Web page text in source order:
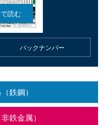
バックナンバー
鉄鋼）
鉄金属）